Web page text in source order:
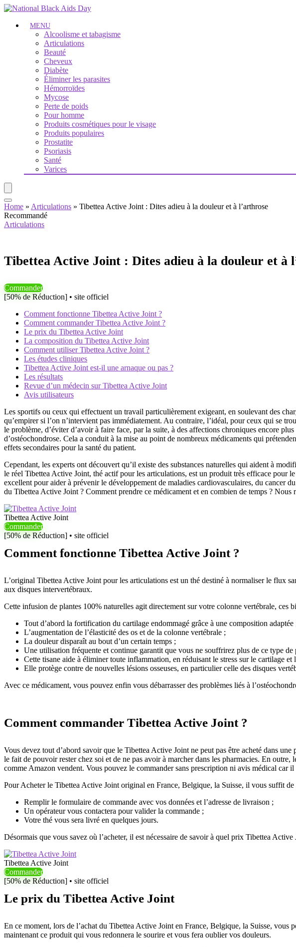
MENU
Alcoolisme et tabagisme
Articulations
Beauté
Cheveux
Diabète
Éliminer les parasites
Hémorroïdes
Mycose
Perte de poids
Pour homme
Produits cosmétiques pour le visage
Produits populaires
Prostatite
Psoriasis
Santé
Varices
Home » Articulations » Tibettea Active Joint : Dites adieu à la douleur et à l’arthrose
Recommandé
Articulations
Tibettea Active Joint : Dites adieu à la douleur et à
Commander
[50% de Réduction] • site officiel
Comment fonctionne Tibettea Active Joint ?
Comment commander Tibettea Active Joint ?
Le prix du Tibettea Active Joint
La composition du Tibettea Active Joint
Comment utiliser Tibettea Active Joint ?
Les études cliniques
Tibettea Active Joint est-il une arnaque ou pas ?
Les résultats
Revue d’un médecin sur Tibettea Active Joint
Avis utilisateurs
Les sportifs ou ceux qui effectuent un travail particulièrement exigeant, en soulevant des
qu’empirer si l’on n’intervient pas immédiatement. Au contraire, l’idéal, pour ceux qui se
le problème, d’éviter d’avoir à faire face, par la suite, à des affections chroniques encore
d’ostéochondrose. Cela a conduit à la mise au point de nombreux médicaments qui
effets secondaires pour la santé du patient.
Cependant, les experts ont découvert qu’il existe des substances naturelles qui aident à
le réel Tibettea Active Joint, thé actif pour les articulations, est un produit très efficace pour
excellent pour aider à prévenir le développement de maladies cardiovasculaires, du cancer
du Tibettea Active Joint ? Comment prendre ce médicament et en combien de temps ? Nous
Tibettea Active Joint
Commander
[50% de Réduction] • site officiel
Comment fonctionne Tibettea Active Joint ?
L’original Tibettea Active Joint pour les articulations est un thé destiné à normaliser le flux
aux disques intervertébraux.
Cette infusion de plantes 100% naturelles agit directement sur votre colonne vertébrale, ces
Tout d’abord la fortification du cartilage endommagé grâce à une composition adaptée
L’augmentation de l’élasticité des os et de la colonne vertébrale ;
La douleur disparaît au bout d’un certain temps ;
Une utilisation fréquente et continue garantit que vous ne souffrirez plus de ce type de
Cette tisane aide à éliminer toute inflammation, en réduisant le stress sur le cartilage et
Elle protège contre de nouvelles lésions osseuses, en particulier celle des disques
Avec ce médicament, vous pouvez enfin vous débarrasser des problèmes liés à
Comment commander Tibettea Active Joint ?
Vous devez tout d’abord savoir que le Tibettea Active Joint ne peut pas être acheté dans
le fait de pouvoir rester chez soi et de ne pas avoir à marcher dans les pharmacies. En
comme Amazon vendent. Vous pouvez le commander sans prescription ni avis médical car il
Pour Acheter le Tibettea Active Joint original en France, Belgique, la Suisse, il vous suffit de
Remplir le formulaire de commande avec vos données et l’adresse de livraison ;
Un opérateur vous contactera pour valider la commande ;
Votre thé vous sera livré en quelques jours.
Désormais que vous savez où l’acheter, il est nécessaire de savoir à quel prix Tibettea Active
Tibettea Active Joint
Commander
[50% de Réduction] • site officiel
Le prix du Tibettea Active Joint
En ce moment, lors de l’achat du Tibettea Active Joint en France, Belgique, la Suisse,
maintenant ce produit qui vous redonnera le sourire et vous fera oublier vos douleurs.